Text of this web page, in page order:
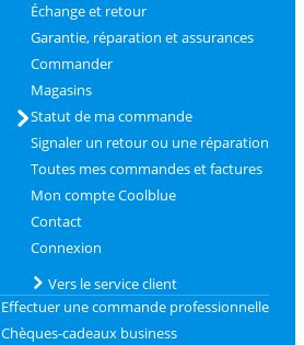
Échange et retour
Garantie, réparation et assurances
Commander
Magasins
Statut de ma commande
Signaler un retour ou une réparation
Toutes mes commandes et factures
Mon compte Coolblue
Contact
Connexion
Vers le service client
Effectuer une commande professionnelle
Chèques-cadeaux business